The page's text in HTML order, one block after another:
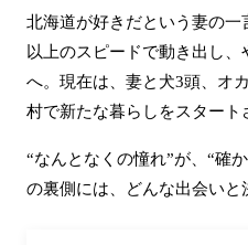
北海道が好きだという妻の
以上のスピードで動き出し
へ。現在は、妻と犬3頭、オ
村で新たな暮らしをスタート
“なんとなくの憧れ”が、“確
の裏側には、どんな出会いと